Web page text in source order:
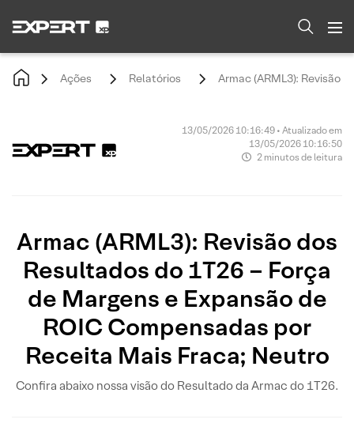
Ações Relatórios Armac (ARML3): Revisão
13/05/2026 10:16:49 • Atualizado em
13/05/2026 10:16:50
2 minutos de leitura
Armac (ARML3): Revisão dos
Resultados do 1T26 – Força
de Margens e Expansão de
ROIC Compensadas por
Receita Mais Fraca; Neutro
Confira abaixo nossa visão do Resultado da Armac do 1T26.